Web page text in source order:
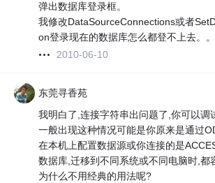
弹出数据库登录框。
我修改DataSourceConnections或者
on登录现在的数据库怎么都登不上去。。
2010-06-10
东莞寻香苑
我明白了,连接字符串出问题了,你可以调
一般出现这种情况可能是你原来是通过
在本机上配置数据源或你连接的是
数据库,迁移到不同系统或不同电脑时,都
为什么不用经典的用法呢?